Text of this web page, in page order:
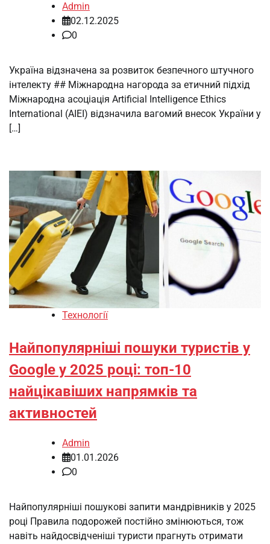
Admin
02.12.2025
0
Україна відзначена за розвиток безпечного штучного
інтелекту ## Міжнародна нагорода за етичний підхід
Міжнародна асоціація Artificial Intelligence Ethics
International (AIEI) відзначила вагомий внесок України у
[…]
Технології
Найпопулярніші пошуки туристів у
Google у 2025 році: топ-10
найцікавіших напрямків та
активностей
Admin
01.01.2026
0
Найпопулярніші пошукові запити мандрівників у 2025
році Правила подорожей постійно змінюються, тож
навіть найдосвідченіші туристи прагнуть отримати